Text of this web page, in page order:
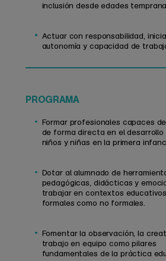
inclusión desde edades
Actuar con responsabilidad,
autonomía y capacidad de
PROGRAMA
Formar profesionales capaces
de forma directa en el
niños y niñas en la primera
Dotar al alumnado de
pedagógicas, didácticas y
trabajar en contextos
formales como no formales.
Fomentar la observación, la
trabajo en equipo como pilares
fundamentales de la práctica